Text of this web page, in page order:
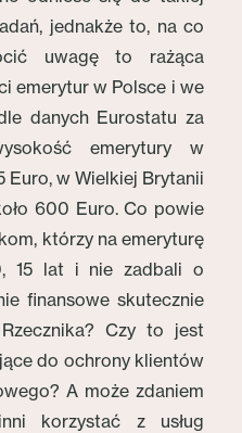
jednakże to, na co
uwagę to rażąca
emerytur w Polsce i we
danych Eurostatu za
emerytury w
Euro, w Wielkiej Brytanii
600 Euro. Co powie
którzy na emeryturę
15 lat i nie zadbali o
finansowe skutecznie
Rzecznika? Czy to jest
do ochrony klientów
A może zdaniem
korzystać z usług